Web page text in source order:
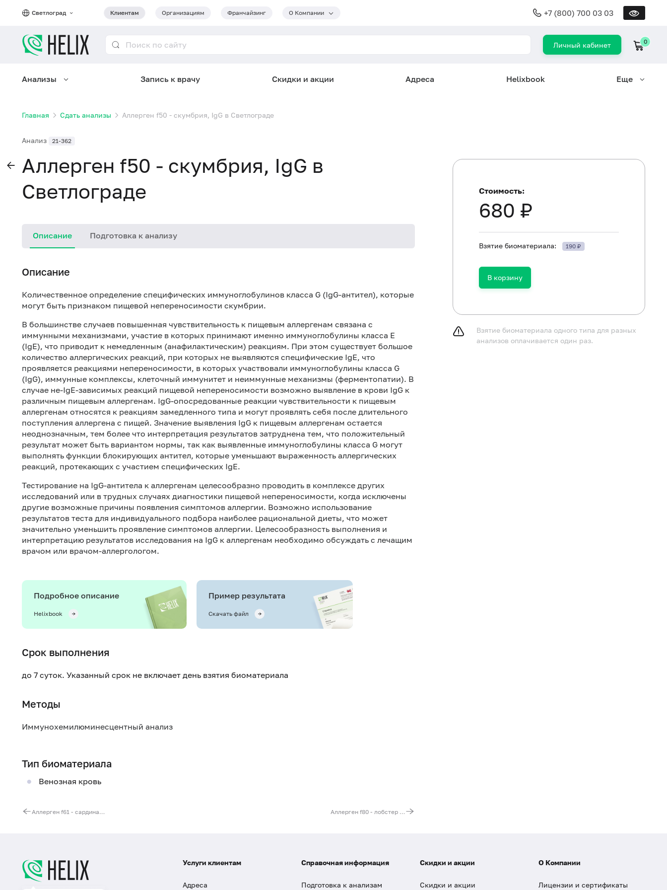
Светлоград Клиентам Организациям Франчайзинг О Компании +7 (800) 700 03 03
Личный кабинет 0
Анализы Запись к врачу Скидки и акции Адреса Helixbook Еще
Главная Сдать анализы Аллерген f50 - скумбрия, IgG в Светлограде
Анализ 21-362
Аллерген f50 - скумбрия, IgG в
Светлограде
Описание Подготовка к анализу
Описание
Количественное определение специфических иммуноглобулинов класса G (IgG-антител), которые
могут быть признаком пищевой непереносимости скумбрии.
В большинстве случаев повышенная чувствительность к пищевым аллергенам связана с
иммунными механизмами, участие в которых принимают именно иммуноглобулины класса Е
(IgE), что приводит к немедленным (анафилактическим) реакциям. При этом существует большое
количество аллергических реакций, при которых не выявляются специфические IgE, что
проявляется реакциями непереносимости, в которых участвовали иммуноглобулины класса G
(IgG), иммунные комплексы, клеточный иммунитет и неиммунные механизмы (ферментопатии). В
случае не-IgE-зависимых реакций пищевой непереносимости возможно выявление в крови IgG к
различным пищевым аллергенам. IgG-опосредованные реакции чувствительности к пищевым
аллергенам относятся к реакциям замедленного типа и могут проявлять себя после длительного
поступления аллергена с пищей. Значение выявления IgG к пищевым аллергенам остается
неоднозначным, тем более что интерпретация результатов затруднена тем, что положительный
результат может быть вариантом нормы, так как выявленные иммуноглобулины класса G могут
выполнять функции блокирующих антител, которые уменьшают выраженность аллергических
реакций, протекающих с участием специфических IgE.
Тестирование на IgG-антитела к аллергенам целесообразно проводить в комплексе других
исследований или в трудных случаях диагностики пищевой непереносимости, когда исключены
другие возможные причины появления симптомов аллергии. Возможно использование
результатов теста для индивидуального подбора наиболее рациональной диеты, что может
значительно уменьшить проявление симптомов аллергии. Целесообразность выполнения и
интерпретацию результатов исследования на IgG к аллергенам необходимо обсуждать с лечащим
врачом или врачом-аллергологом.
Подробное описание
Helixbook
Пример результата
Скачать файл
Срок выполнения
до 7 суток. Указанный срок не включает день взятия биоматериала
Методы
Иммунохемилюминесцентный анализ
Тип биоматериала
Венозная кровь
Аллерген f61 - сардина, IgG Аллерген f80 - лобстер (омар), IgG
Не курить в течение 30 минут до исследования.
Стоимость:
680 ₽
Взятие биоматериала: 190 ₽
В корзину
Взятие биоматериала одного типа для разных
анализов оплачивается один раз.
Услуги клиентам
Адреса
Справочная информация
Подготовка к анализам
Скидки и акции
Скидки и акции
О Компании
Лицензии и сертификаты